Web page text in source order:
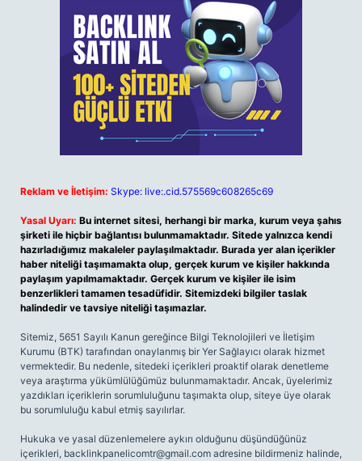
Reklam ve İletişim: Skype: live:.cid.575569c608265c69
Yasal Uyarı: Bu internet sitesi, herhangi bir marka, kurum veya şahıs
şirketi ile hiçbir bağlantısı bulunmamaktadır. Sitede yalnızca kendi
hazırladığımız makaleler paylaşılmaktadır. Burada yer alan içerikler
haber niteliği taşımamakta olup, gerçek kurum ve kişiler hakkında
paylaşım yapılmamaktadır. Gerçek kurum ve kişiler ile isim
benzerlikleri tamamen tesadüfidir. Sitemizdeki bilgiler taslak
halindedir ve tavsiye niteliği taşımazlar.
Sitemiz, 5651 Sayılı Kanun gereğince Bilgi Teknolojileri ve İletişim
Kurumu (BTK) tarafından onaylanmış bir Yer Sağlayıcı olarak hizmet
vermektedir. Bu nedenle, sitedeki içerikleri proaktif olarak denetleme
veya araştırma yükümlülüğümüz bulunmamaktadır. Ancak, üyelerimiz
yazdıkları içeriklerin sorumluluğunu taşımakta olup, siteye üye olarak
bu sorumluluğu kabul etmiş sayılırlar.
Hukuka ve yasal düzenlemelere aykırı olduğunu düşündüğünüz
içerikleri, backlinkpanelicomtr@gmail.com adresine bildirmeniz halinde,